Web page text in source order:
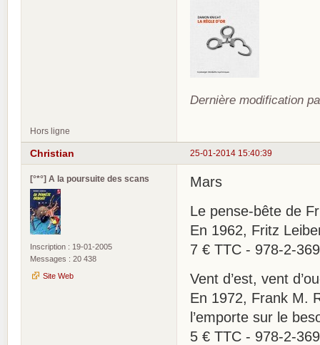
Dernière modification
Hors ligne
25-01-2014 15:40:39
Christian
[°*°] A la poursuite des scans
Inscription : 19-01-2005
Messages : 20 438
Site Web
Mars
Le pense-bête de
En 1962, Fritz
7 € TTC - 978-2-
Vent d’est, vent
En 1972, Frank M.
l’emporte sur le
5 € TTC - 978-2-